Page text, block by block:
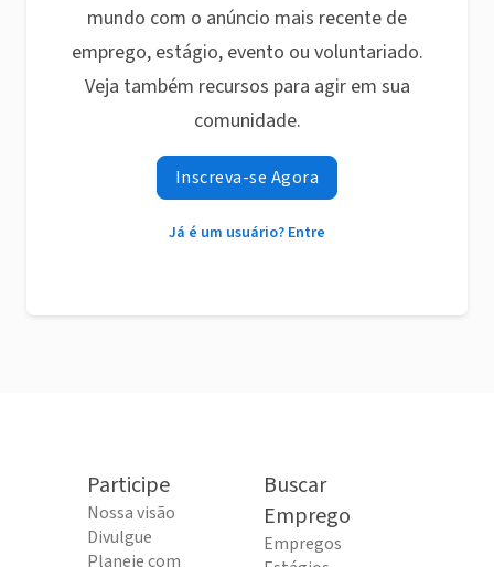
mundo com o anúncio mais recente de
emprego, estágio, evento ou voluntariado.
Veja também recursos para agir em sua
comunidade.
Inscreva-se Agora
Já é um usuário? Entre
Participe
Nossa visão
Divulgue
Planeje com
Buscar
Emprego
Empregos